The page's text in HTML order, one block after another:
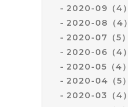
2020-09（4）
2020-08（4）
2020-07（5）
2020-06（4）
2020-05（4）
2020-04（5）
2020-03（4）